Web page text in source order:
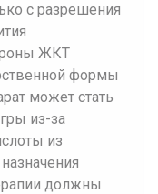
с разрешения
ЖКТ
формы
может стать
из-за
из
должны